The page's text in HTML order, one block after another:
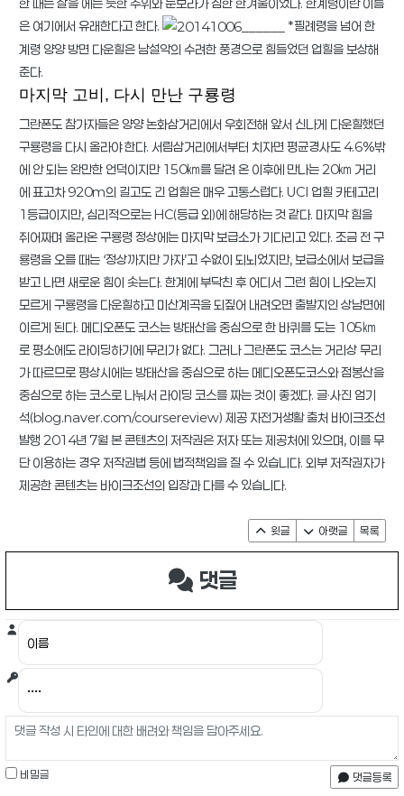
한 때는 살을 에는 듯한 추위와 눈보라가 심한 한겨울이었다. 한계령이란 이름
은 여기에서 유래한다고 한다.
*필례령을 넘어 한
계령 양양 방면 다운힐은 남설악의 수려한 풍경으로 힘들었던 업힐을 보상해
준다.
마지막 고비, 다시 만난 구룡령
그란폰도 참가자들은 양양 논화삼거리에서 우회전해 앞서 신나게 다운힐했던
구룡령을 다시 올라야 한다. 서림삼거리에서부터 치자면 평균경사도 4.6%밖
에 안 되는 완만한 언덕이지만 150㎞를 달려 온 이후에 만나는 20㎞ 거리
에 표고차 920m의 길고도 긴 업힐은 매우 고통스럽다. UCI 업힐 카테고리
1등급이지만, 심리적으로는 HC(등급 외)에 해당하는 것 같다. 마지막 힘을
쥐어짜며 올라온 구룡령 정상에는 마지막 보급소가 기다리고 있다. 조금 전 구
룡령을 오를 때는 ‘정상까지만 가자’고 수없이 되뇌었지만, 보급소에서 보급을
받고 나면 새로운 힘이 솟는다. 한계에 부닥친 후 어디서 그런 힘이 나오는지
모르게 구룡령을 다운힐하고 미산계곡을 되짚어 내려오면 출발지인 상남면에
이르게 된다. 메디오폰도 코스는 방태산을 중심으로 한 바퀴를 도는 105㎞
로 평소에도 라이딩하기에 무리가 없다. 그러나 그란폰도 코스는 거리상 무리
가 따르므로 평상시에는 방태산을 중심으로 하는 메디오폰도코스와 점봉산을
중심으로 하는 코스로 나눠서 라이딩 코스를 짜는 것이 좋겠다. 글·사진 엄기
석(blog.naver.com/coursereview) 제공 자전거생활 출처 바이크조선
발행 2014년 7월 본 콘텐츠의 저작권은 저자 또는 제공처에 있으며, 이를 무
단 이용하는 경우 저작권법 등에 법적책임을 질 수 있습니다. 외부 저작권자가
제공한 콘텐츠는 바이크조선의 입장과 다를 수 있습니다.
윗글 아랫글 목록
댓글
비밀글 댓글등록